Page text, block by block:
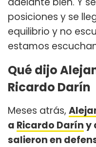
posiciones y se
equilibrio y no
estamos
Qué dijo
Ricardo Darín
Meses atrás,
a Ricardo Daríny
salieron en